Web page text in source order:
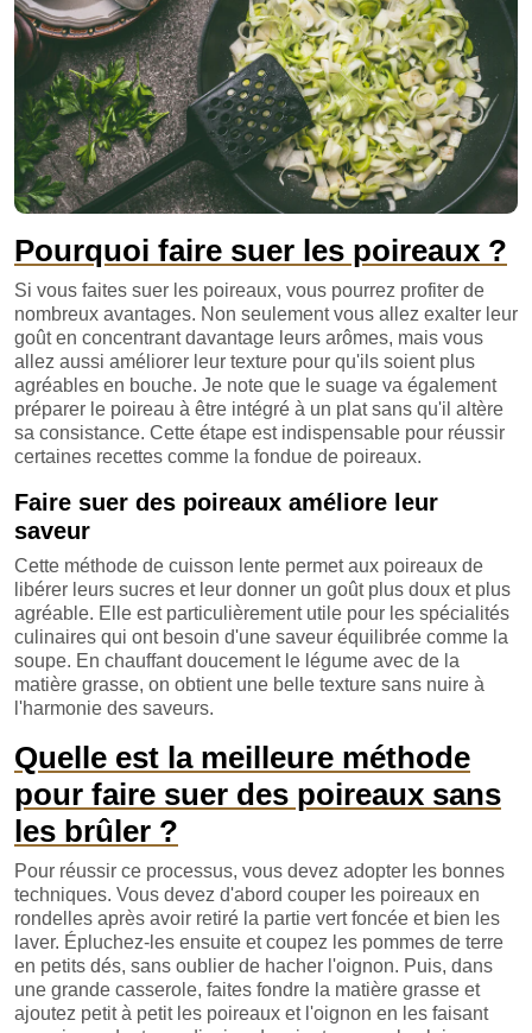
Pourquoi faire suer les poireaux ?
Si vous faites suer les poireaux, vous pourrez profiter de
nombreux avantages. Non seulement vous allez exalter leur
goût en concentrant davantage leurs arômes, mais vous
allez aussi améliorer leur texture pour qu'ils soient plus
agréables en bouche. Je note que le suage va également
préparer le poireau à être intégré à un plat sans qu'il altère
sa consistance. Cette étape est indispensable pour réussir
certaines recettes comme la fondue de poireaux.
Faire suer des poireaux améliore leur
saveur
Cette méthode de cuisson lente permet aux poireaux de
libérer leurs sucres et leur donner un goût plus doux et plus
agréable. Elle est particulièrement utile pour les spécialités
culinaires qui ont besoin d'une saveur équilibrée comme la
soupe. En chauffant doucement le légume avec de la
matière grasse, on obtient une belle texture sans nuire à
l'harmonie des saveurs.
Quelle est la meilleure méthode
pour faire suer des poireaux sans
les brûler ?
Pour réussir ce processus, vous devez adopter les bonnes
techniques. Vous devez d'abord couper les poireaux en
rondelles après avoir retiré la partie vert foncée et bien les
laver. Épluchez-les ensuite et coupez les pommes de terre
en petits dés, sans oublier de hacher l'oignon. Puis, dans
une grande casserole, faites fondre la matière grasse et
ajoutez petit à petit les poireaux et l'oignon en les faisant